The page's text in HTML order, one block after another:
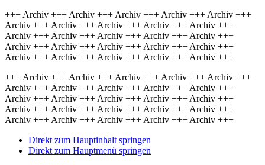
+++ Archiv +++ Archiv +++ Archiv +++ Archiv +++ Archiv +++
Archiv +++ Archiv +++ Archiv +++ Archiv +++ Archiv +++
Archiv +++ Archiv +++ Archiv +++ Archiv +++ Archiv +++
Archiv +++ Archiv +++ Archiv +++ Archiv +++ Archiv +++
Archiv +++ Archiv +++ Archiv +++ Archiv +++ Archiv +++
+++ Archiv +++ Archiv +++ Archiv +++ Archiv +++ Archiv +++
Archiv +++ Archiv +++ Archiv +++ Archiv +++ Archiv +++
Archiv +++ Archiv +++ Archiv +++ Archiv +++ Archiv +++
Archiv +++ Archiv +++ Archiv +++ Archiv +++ Archiv +++
Archiv +++ Archiv +++ Archiv +++ Archiv +++ Archiv +++
Direkt zum Hauptinhalt springen
Direkt zum Hauptmenü springen